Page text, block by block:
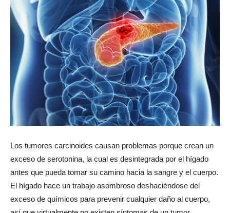
Los tumores carcinoides causan problemas porque crean un
exceso de serotonina, la cual es desintegrada por el hígado
antes que pueda tomar su camino hacia la sangre y el cuerpo.
El hígado hace un trabajo asombroso deshaciéndose del
exceso de químicos para prevenir cualquier daño al cuerpo,